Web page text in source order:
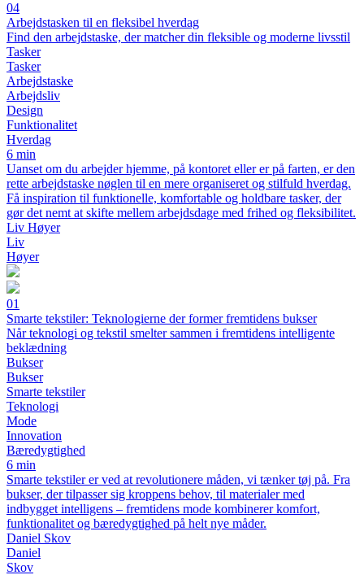
04
Arbejdstasken til en fleksibel hverdag
Find den arbejdstaske, der matcher din fleksible og moderne livsstil
Tasker
Tasker
Arbejdstaske
Arbejdsliv
Design
Funktionalitet
Hverdag
6 min
Uanset om du arbejder hjemme, på kontoret eller er på farten, er den
rette arbejdstaske nøglen til en mere organiseret og stilfuld hverdag.
Få inspiration til funktionelle, komfortable og holdbare tasker, der
gør det nemt at skifte mellem arbejdsdage med frihed og fleksibilitet.
Liv Høyer
Liv
Høyer
01
Smarte tekstiler: Teknologierne der former fremtidens bukser
Når teknologi og tekstil smelter sammen i fremtidens intelligente
beklædning
Bukser
Bukser
Smarte tekstiler
Teknologi
Mode
Innovation
Bæredygtighed
6 min
Smarte tekstiler er ved at revolutionere måden, vi tænker tøj på. Fra
bukser, der tilpasser sig kroppens behov, til materialer med
indbygget intelligens – fremtidens mode kombinerer komfort,
funktionalitet og bæredygtighed på helt nye måder.
Daniel Skov
Daniel
Skov